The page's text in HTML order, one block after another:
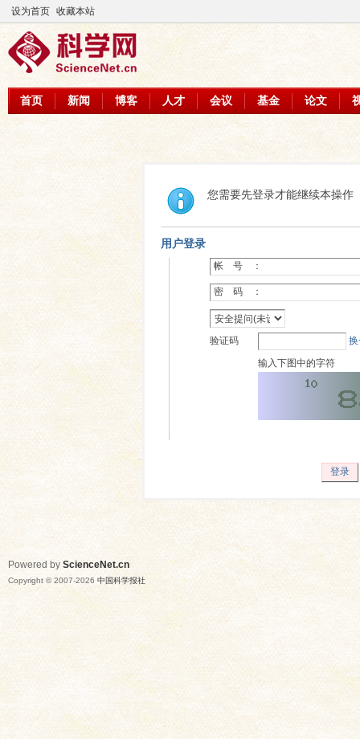
设为首页 收藏本站
首页 新闻 博客 人才 会议 基金 论文
您需要先登录才能继续本操作
用户登录
帐 号 ：
密 码 ：
验证码
输入下图中的字符
登录
Powered by ScienceNet.cn
Copyright © 2007-2026 中国科学报社